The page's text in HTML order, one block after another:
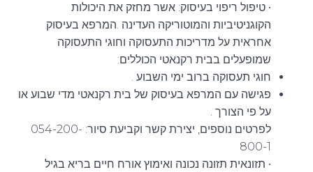
• טיפול ריפוי בעיסוק: אשר מחזק את היכולות
הקוגניטיביות והמוטוריקה העדינה .המרפא בעיסוק
אחראית על מדריכות התעסוקה וחוגי התעסוקה
שמופעלים בבית רקנאטי הכוללים:
חוגי תעסוקה ברוב ימי השבוע .
פגישה עם המרפא בעיסוק של בית רקנאטי מדי שבוע או
על פי הצורך .
לפרטים נוספים, יצירת קשר וקביעת סיור: 054-200-
800-1
• תזונאית תזונה נכונה ואימוץ אורח חיים בריא בגיל